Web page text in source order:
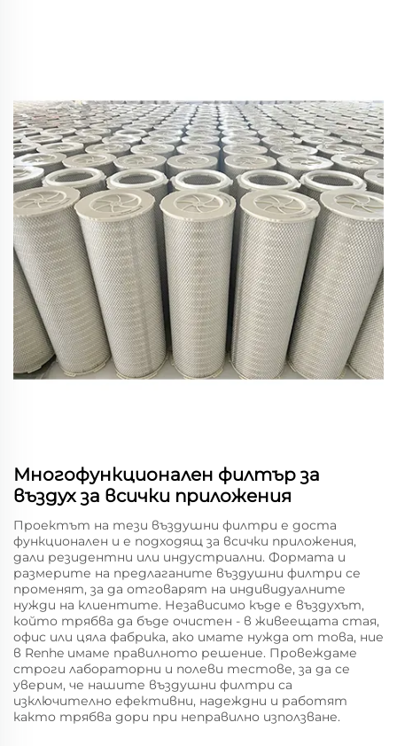
Многофункционален филтър за
въздух за всички приложения
Проектът на тези въздушни филтри е доста
функционален и е подходящ за всички приложения,
дали резидентни или индустриални. Формата и
размерите на предлаганите въздушни филтри се
променят, за да отговарят на индивидуалните
нужди на клиентите. Независимо къде е въздухът,
който трябва да бъде очистен - в живеещата стая,
офис или цяла фабрика, ако имате нужда от това, ние
в Renhe имаме правилното решение. Провеждаме
строги лабораторни и полеви тестове, за да се
уверим, че нашите въздушни филтри са
изключително ефективни, надеждни и работят
както трябва дори при неправилно използване.